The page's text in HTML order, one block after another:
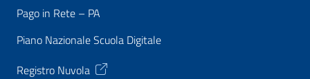
Pago in Rete – PA
Piano Nazionale Scuola Digitale
Registro Nuvola